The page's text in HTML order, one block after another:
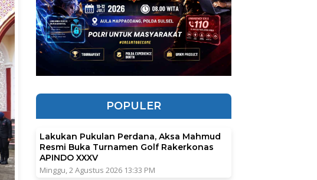
POPULER
Lakukan Pukulan Perdana, Aksa Mahmud
Resmi Buka Turnamen Golf Rakerkonas
APINDO XXXV
Minggu, 2 Agustus 2026 13:33 PM